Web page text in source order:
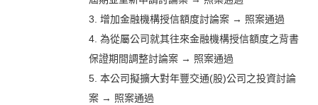
3. 增加金融機構授信額度討論案 → 照案通過
4. 為從屬公司就其往來金融機構授信額度之背書
保證期間調整討論案 → 照案通過
5. 本公司擬擴大對年豐交通(股)公司之投資討論
案 → 照案通過